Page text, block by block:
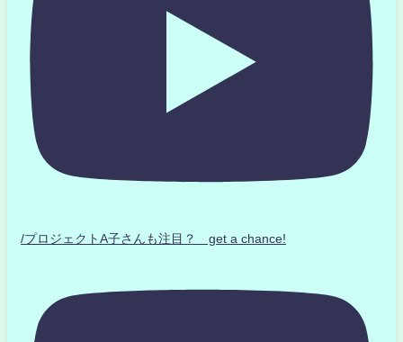
/プロジェクトA子さんも注目？ get a chance!